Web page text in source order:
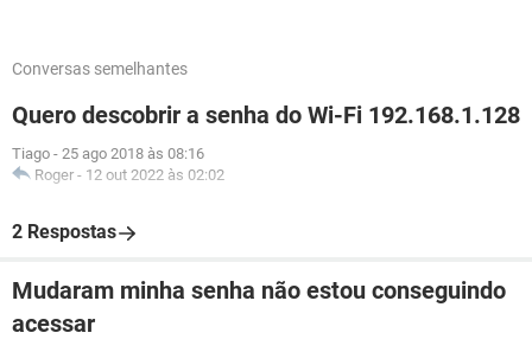
Conversas semelhantes
Quero descobrir a senha do Wi-Fi 192.168.1.128
Tiago - 25 ago 2018 às 08:16
Roger - 12 out 2022 às 02:02
2 Respostas
Mudaram minha senha não estou conseguindo
acessar